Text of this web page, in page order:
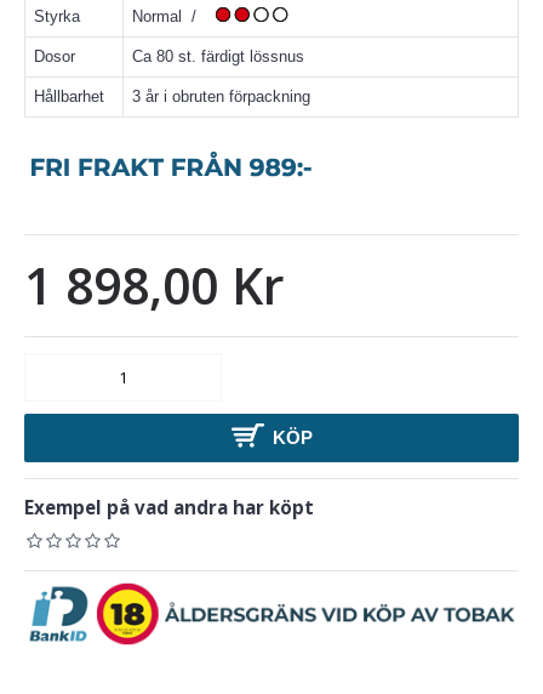
Styrka Normal /
Dosor Ca 80 st. färdigt lössnus
Hållbarhet 3 år i obruten förpackning
1 898,00 Kr
KÖP
Exempel på vad andra har köpt